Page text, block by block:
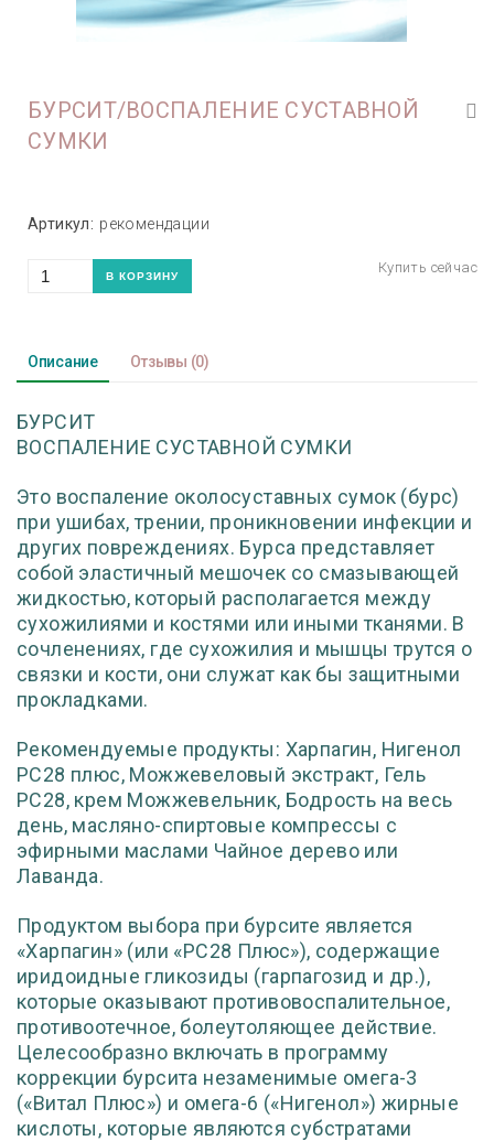
БУРСИТ/ВОСПАЛЕНИЕ СУСТАВНОЙ
СУМКИ
Артикул: рекомендации
Описание Отзывы (0)
БУРСИТ
ВОСПАЛЕНИЕ СУСТАВНОЙ СУМКИ
Это воспаление околосуставных сумок (бурс)
при ушибах, трении, проникновении инфекции и
других повреждениях. Бурса представляет
собой эластичный мешочек со смазывающей
жидкостью, который располагается между
сухожилиями и костями или иными тканями. В
сочленениях, где сухожилия и мышцы трутся о
связки и кости, они служат как бы защитными
прокладками.
Рекомендуемые продукты: Харпагин, Нигенол
РС28 плюс, Можжевеловый экстракт, Гель
РС28, крем Можжевельник, Бодрость на весь
день, масляно-спиртовые компрессы с
эфирными маслами Чайное дерево или
Лаванда.
Продуктом выбора при бурсите является
«Харпагин» (или «РС28 Плюс»), содержащие
иридоидные гликозиды (гарпагозид и др.),
которые оказывают противовоспалительное,
противоотечное, болеутоляющее действие.
Целесообразно включать в программу
коррекции бурсита незаменимые омега-3
(«Витал Плюс») и омега-6 («Нигенол») жирные
кислоты, которые являются субстратами